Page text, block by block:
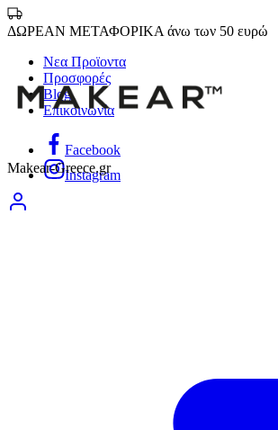
ΔΩΡΕΑΝ ΜΕΤΑΦΟΡΙΚΑ άνω των 50 ευρώ
Νεα Προϊοντα
Προσφορές
Blog
Επικοινωνία
Facebook
Instagram
Makear-Greece.gr